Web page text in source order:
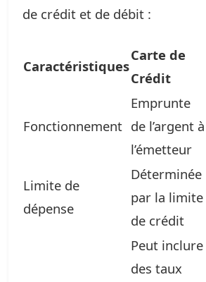
de crédit et de débit :
Caractéristiques
Carte de
Crédit
Fonctionnement
Emprunte
de l’argent à
l’émetteur
Limite de
dépense
Déterminée
par la limite
de crédit
Peut inclure
des taux